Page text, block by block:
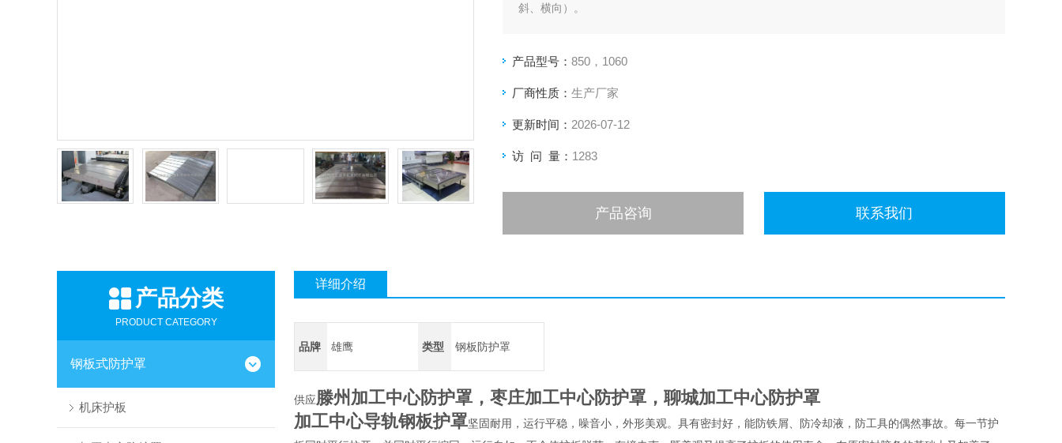
斜、横向）。
产品型号： 850，1060
厂商性质： 生产厂家
更新时间： 2026-07-12
访 问 量： 1283
产品咨询 联系我们
产品分类
PRODUCT CATEGORY
钢板式防护罩
机床护板
详细介绍
品牌 雄鹰 类型 钢板防护罩
供应滕州加工中心防护罩，枣庄加工中心防护罩，聊城加工中心防护罩
加工中心导轨钢板护罩坚固耐用，运行平稳，噪音小，外形美观。具有密封好，能防铁屑、防冷却液，防工具的偶然事故。每一节护